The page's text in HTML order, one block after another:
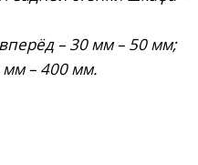
– 30 мм – 50 мм;
– 400 мм.